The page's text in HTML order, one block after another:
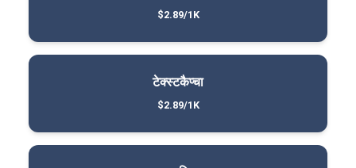
$2.89/1K
टेक्स्टकैप्चा
$2.89/1K